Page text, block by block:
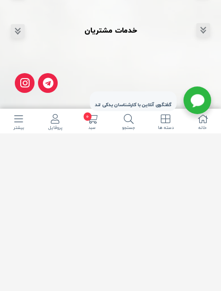
خانه دسته ها جستجو
0
سبد پروفایل بیشتر
خدمات مشتریان
گفتگوی آنلاین با کارشناسان یدکی لند